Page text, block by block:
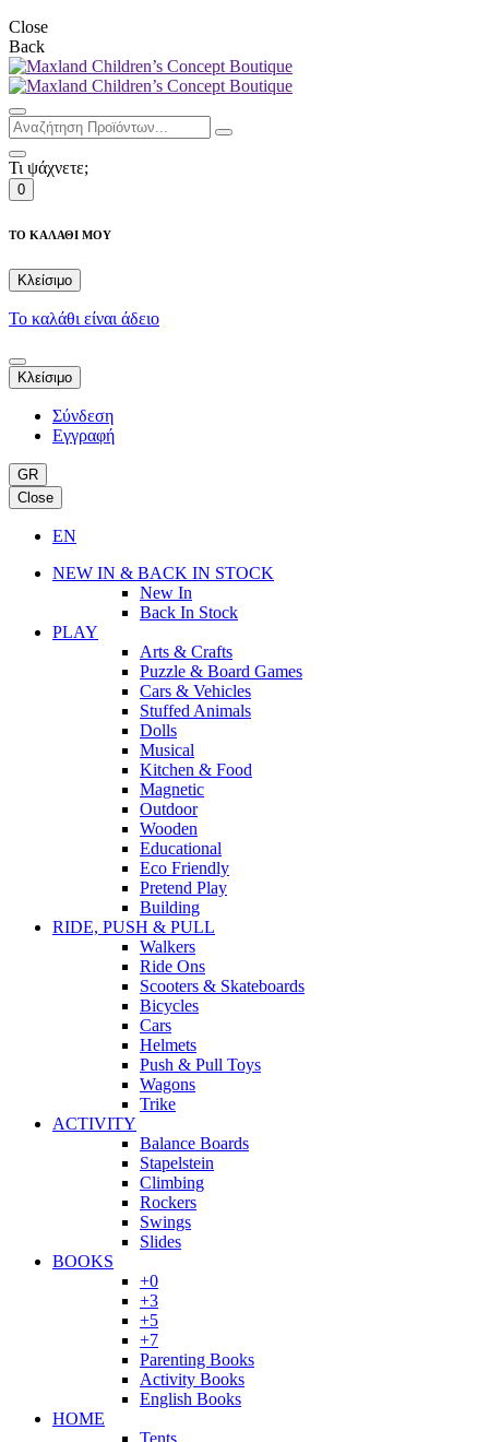
Close
Back
Τι ψάχνετε;
0
ΤΟ ΚΑΛΑΘΙ ΜΟΥ
Κλείσιμο
Το καλάθι είναι άδειο
Κλείσιμο
Σύνδεση
Εγγραφή
GR
Close
EN
NEW IN & BACK IN STOCK
New In
Back In Stock
PLAY
Arts & Crafts
Puzzle & Board Games
Cars & Vehicles
Stuffed Animals
Dolls
Musical
Kitchen & Food
Magnetic
Outdoor
Wooden
Educational
Eco Friendly
Pretend Play
Building
RIDE, PUSH & PULL
Walkers
Ride Ons
Scooters & Skateboards
Bicycles
Cars
Helmets
Push & Pull Toys
Wagons
Trike
ACTIVITY
Balance Boards
Stapelstein
Climbing
Rockers
Swings
Slides
BOOKS
+0
+3
+5
+7
Parenting Books
Activity Books
English Books
HOME
Tents